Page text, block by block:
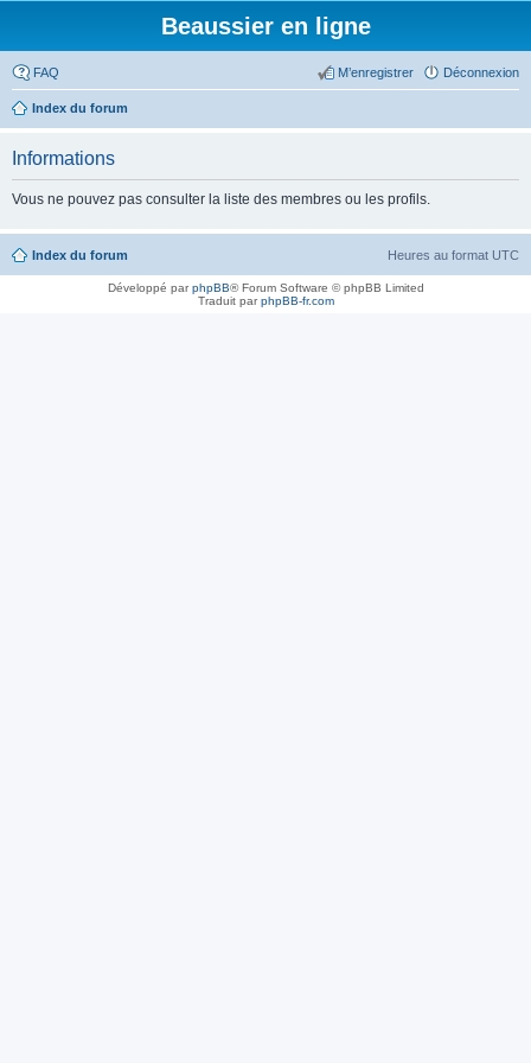
Beaussier en ligne
FAQ Déconnexion
M’enregistrer
Index du forum
Informations
Vous ne pouvez pas consulter la liste des membres ou les profils.
Index du forum Heures au format UTC
Développé parphpBB® Forum Software © phpBB Limited
Traduit parphpBB-fr.com